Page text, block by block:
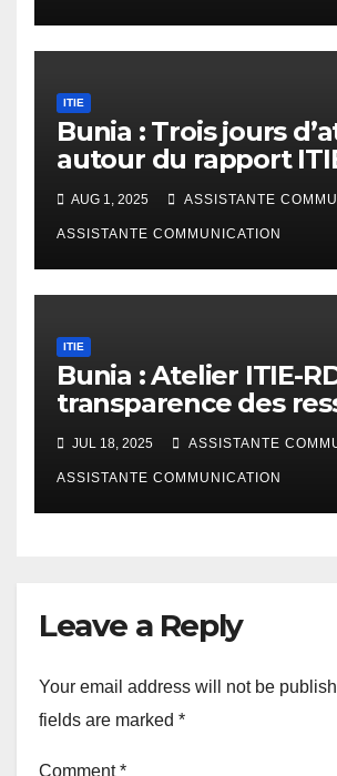
ITIE
Bunia : Trois jours
autour du rapport
2023
AUG 1, 2025 ASSISTANTE
ASSISTANTE COMMUNICATION
ITIE
Bunia : Atelier ITIE-
transparence des
naturelles en Ituri
JUL 18, 2025 ASSISTANTE
ASSISTANTE COMMUNICATION
Leave a Reply
Your email address will not be
fields are marked *
Comment*